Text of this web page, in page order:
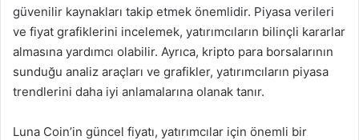
güvenilir kaynakları takip etmek önemlidir. Piyasa verileri
ve fiyat grafiklerini incelemek, yatırımcıların bilinçli kararlar
almasına yardımcı olabilir. Ayrıca, kripto para borsalarının
sunduğu analiz araçları ve grafikler, yatırımcıların piyasa
trendlerini daha iyi anlamalarına olanak tanır.
Luna Coin’in güncel fiyatı, yatırımcılar için önemli bir